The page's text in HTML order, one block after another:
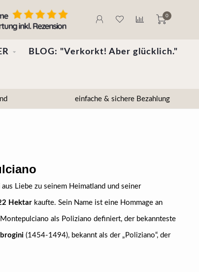
0
BLOG: "Verkorkt! Aber glücklich."
einfache & sichere Bezahlung
aus Liebe zu seinem Heimatland und seiner
Hektarkaufte. Sein Name ist eine Hommage an
als Poliziano definiert, der bekannteste
(1454-1494), bekannt als der „Poliziano“, der